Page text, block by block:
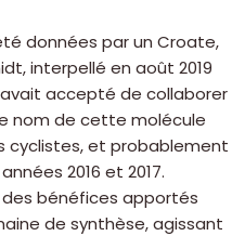
données par un Croate,
interpellé en août 2019
accepté de collaborer
nom de cette molécule
cyclistes, et probablement
2016 et 2017.
bénéfices apportés
de synthèse, agissant